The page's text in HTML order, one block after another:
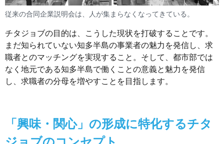
従来の合同企業説明会は、人が集まらなくなってきている。
チタジョブの目的は、こうした現状を打破することです。
まだ知られていない知多半島の事業者の魅力を発信し、求
職者とのマッチングを実現すること。そして、都市部では
なく地元である知多半島で働くことの意義と魅力を発信
し、求職者の分母を増やすことを目指します。
「興味・関心」の形成に特化するチタ